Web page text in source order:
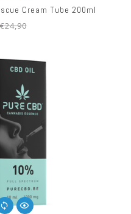
Cream Tube 200ml
€24,90